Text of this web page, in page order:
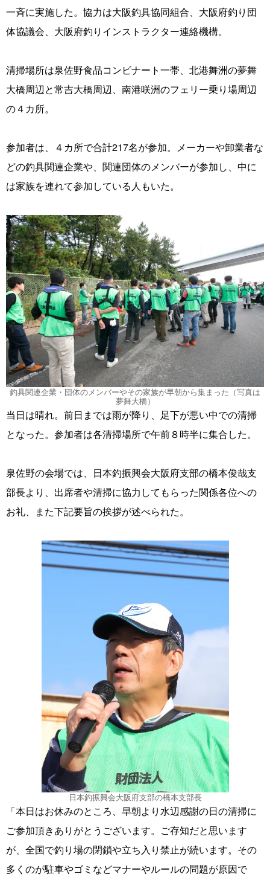
一斉に実施した。協力は大阪釣具協同組合、大阪府釣り団
体協議会、大阪府釣りインストラクター連絡機構。
清掃場所は泉佐野食品コンビナート一帯、北港舞洲の夢舞
大橋周辺と常吉大橋周辺、南港咲洲のフェリー乗り場周辺
の４カ所。
参加者は、４カ所で合計217名が参加。メーカーや卸業者な
どの釣具関連企業や、関連団体のメンバーが参加し、中に
は家族を連れて参加している人もいた。
釣具関連企業・団体のメンバーやその家族が早朝から集まった（写真は
夢舞大橋）
当日は晴れ。前日までは雨が降り、足下が悪い中での清掃
となった。参加者は各清掃場所で午前８時半に集合した。
泉佐野の会場では、日本釣振興会大阪府支部の橋本俊哉支
部長より、出席者や清掃に協力してもらった関係各位への
お礼、また下記要旨の挨拶が述べられた。
日本釣振興会大阪府支部の橋本支部長
「本日はお休みのところ、早朝より水辺感謝の日の清掃に
ご参加頂きありがとうございます。ご存知だと思います
が、全国で釣り場の閉鎖や立ち入り禁止が続います。その
多くのが駐車やゴミなどマナーやルールの問題が原因で